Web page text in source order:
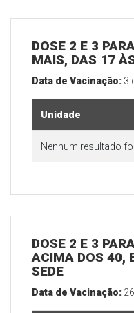
DOSE 2 E 3
MAIS, DAS 17
Data de Vacinação: 3
Unidade
Nenhum resultado
DOSE 2 E 3
ACIMA DOS 40,
SEDE
Data de Vacinação: